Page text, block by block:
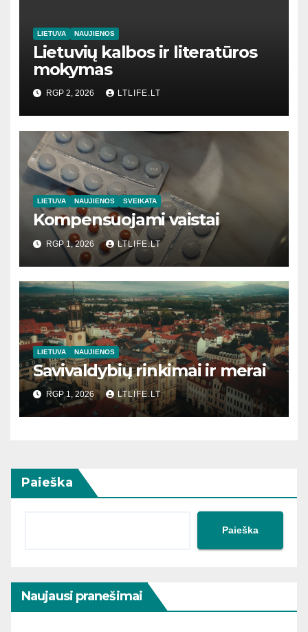
LIETUVA NAUJIENOS
Lietuvių kalbos ir literatūros
mokymas
RGP 2, 2026 LTLIFE.LT
LIETUVA NAUJIENOS SVEIKATA
Kompensuojami vaistai
RGP 1, 2026 LTLIFE.LT
LIETUVA NAUJIENOS
Savivaldybių rinkimai ir merai
RGP 1, 2026 LTLIFE.LT
Paieška
Paieška
Naujausi pranešimai